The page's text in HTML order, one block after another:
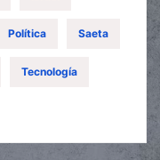
Política Saeta
Tecnología